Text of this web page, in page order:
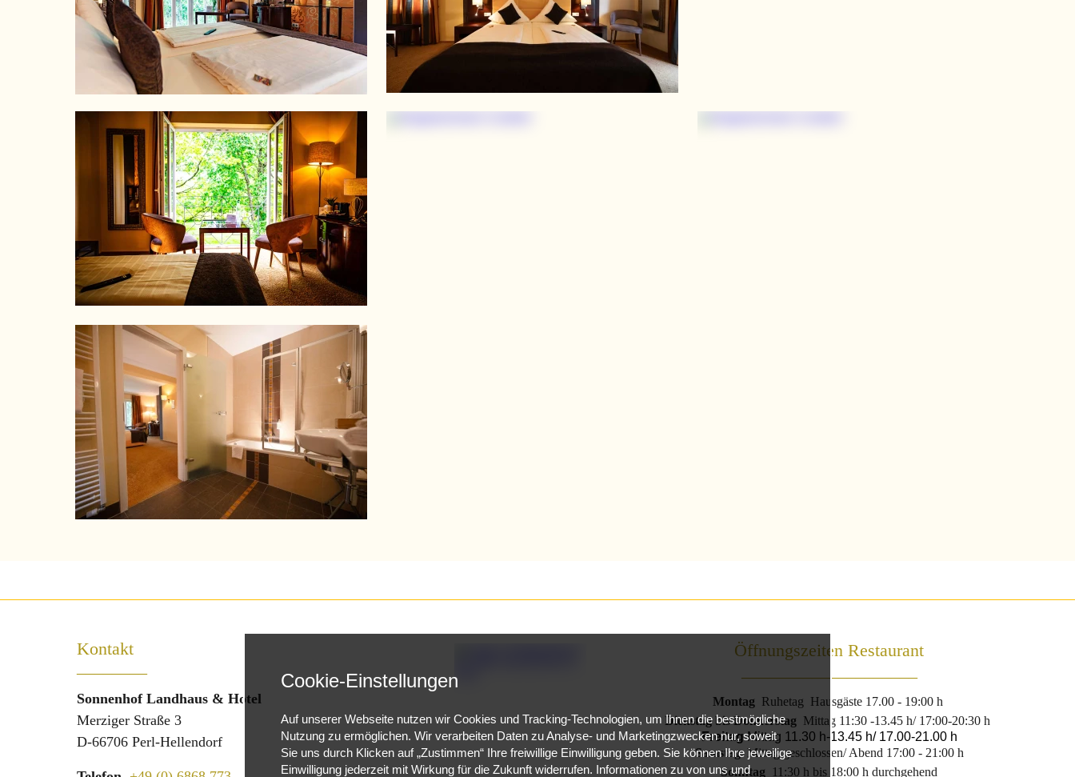
Kontakt
Sonnenhof Landhaus & Hotel
Merziger Straße 3
D‑66706 Perl‑Hellendorf
Öffnungszeiten Restaurant
Montag Ruhetag Hausgäste 17.00 - 19:00 h
Dienstag bis Donnerstag Mittag 11:30 -13.45 h/ 17:00‑20:30 h
FreitagMittag 11.30 h‑13.45 h/ 17.00‑21.00 h
SamstagMittag geschlossen/ Abend 17:00 - 21:00 h
Sonntag 11:30 h bis 18:00 h durchgehend
Cookie-Einstellungen
Auf unserer Webseite nutzen wir Cookies und Tracking-Technologien, um Ihnen die bestmögliche
Nutzung zu ermöglichen. Wir verarbeiten Daten zu Analyse- und Marketingzwecken nur, soweit
Sie uns durch Klicken auf „Zustimmen“ Ihre freiwillige Einwilligung geben. Sie können Ihre jeweilige
Einwilligung jederzeit mit Wirkung für die Zukunft widerrufen. Informationen zu von uns und